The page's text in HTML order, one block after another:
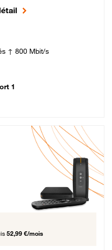
↑ 800 Mbit/s
1
57,99 € par mois, Engagement 12 mois
52,99 €/mois